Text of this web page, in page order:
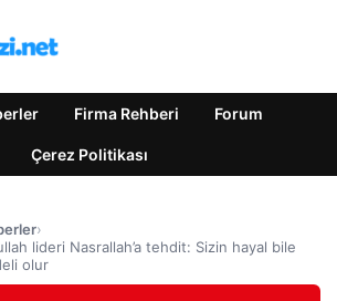
Firma Rehberi Forum
Çerez Politikası
›
lideri Nasrallah’a tehdit: Sizin hayal bile
olur